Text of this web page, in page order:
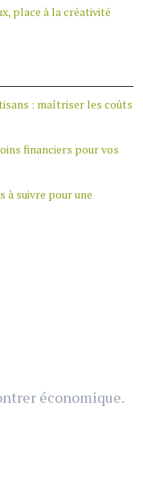
place à la créativité
: maîtriser les coûts
financiers pour vos
à suivre pour une
économique.